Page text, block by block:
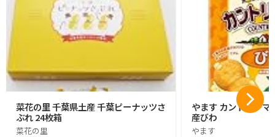
菜花の里 千葉県土産 千葉ピーナッツさ
ぶれ 24枚箱
菜花の里
やます カントリーマ
産びわ
やます